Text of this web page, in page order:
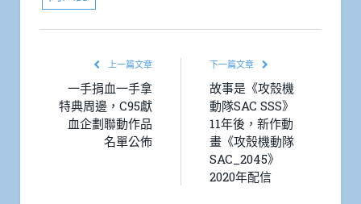
上一篇文章
一手捐血一手拿
特典周邊，C95獻
血企劃聯動作品
名單公佈
下一篇文章
故事是《攻殼機
動隊SAC SSS》
11年後，新作動
畫《攻殼機動隊
SAC_2045》
2020年配信